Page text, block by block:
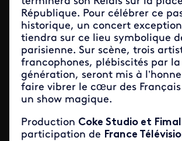
République. Pour célébrer ce
historique, un concert
tiendra sur ce lieu symbolique
parisienne. Sur scène, trois
francophones, plébiscités par la
génération, seront mis à
faire vibrer le cœur des
un show magique.
Production Coke Studio et
participation de France